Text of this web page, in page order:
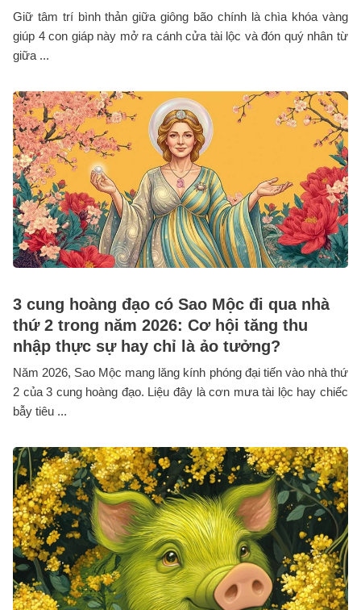
Giữ tâm trí bình thản giữa giông bão chính là chìa khóa vàng
giúp 4 con giáp này mở ra cánh cửa tài lộc và đón quý nhân từ
giữa ...
3 cung hoàng đạo có Sao Mộc đi qua nhà
thứ 2 trong năm 2026: Cơ hội tăng thu
nhập thực sự hay chỉ là ảo tưởng?
Năm 2026, Sao Mộc mang lăng kính phóng đại tiến vào nhà thứ
2 của 3 cung hoàng đạo. Liệu đây là cơn mưa tài lộc hay chiếc
bẫy tiêu ...